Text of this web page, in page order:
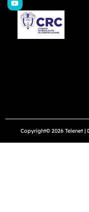
Copyright© 2026 Telenet |